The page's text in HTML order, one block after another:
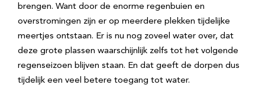
brengen. Want door de enorme regenbuien en
overstromingen zijn er op meerdere plekken tijdelijke
meertjes ontstaan. Er is nu nog zoveel water over, dat
deze grote plassen waarschijnlijk zelfs tot het volgende
regenseizoen blijven staan. En dat geeft de dorpen dus
tijdelijk een veel betere toegang tot water.